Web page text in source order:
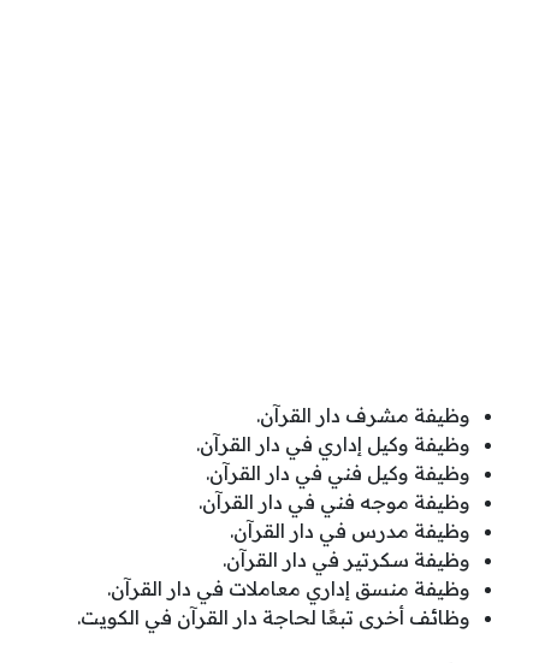
وظيفة مشرف دار القرآن.
وظيفة وكيل إداري في دار القرآن.
وظيفة وكيل فني في دار القرآن.
وظيفة موجه فني في دار القرآن.
وظيفة مدرس في دار القرآن.
وظيفة سكرتير في دار القرآن.
وظيفة منسق إداري معاملات في دار القرآن.
وظائف أخرى تبعًا لحاجة دار القرآن في الكويت.